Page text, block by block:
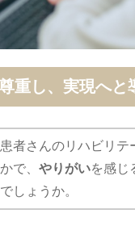
重し、実現へと
者さんのリハビリテ
で、 やりがいを感じ
しょうか。